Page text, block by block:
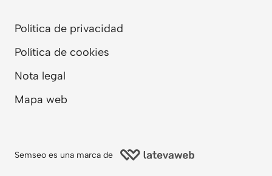
Política de privacidad
Política de cookies
Nota legal
Mapa web
Semseo es una marca de